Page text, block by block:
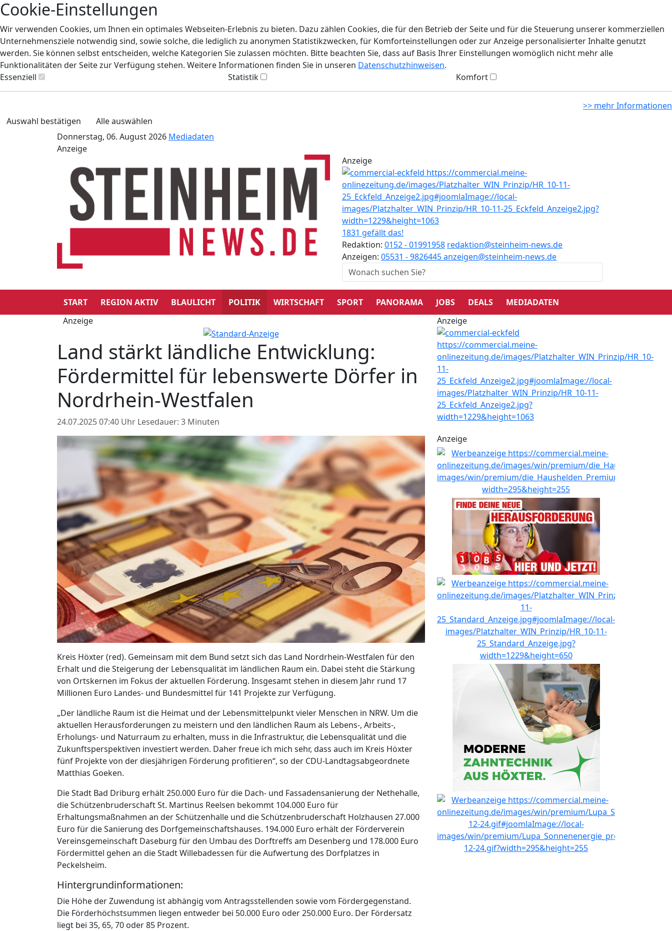
Cookie-Einstellungen
Wir verwenden Cookies, um Ihnen ein optimales Webseiten-Erlebnis zu bieten. Dazu zählen Cookies, die für den Betrieb der Seite und für die Steuerung unserer kommerziellen
Unternehmensziele notwendig sind, sowie solche, die lediglich zu anonymen Statistikzwecken, für Komforteinstellungen oder zur Anzeige personalisierter Inhalte genutzt
werden. Sie können selbst entscheiden, welche Kategorien Sie zulassen möchten. Bitte beachten Sie, dass auf Basis Ihrer Einstellungen womöglich nicht mehr alle
Funktionalitäten der Seite zur Verfügung stehen. Weitere Informationen finden Sie in unseren Datenschutzhinweisen.
Essenziell
Statistik Komfort
>> mehr Informationen
Auswahl bestätigen
Alle auswählen
Donnerstag, 06. August 2026 Mediadaten
Anzeige
Anzeige
1831 gefällt das!
Redaktion: 0152 - 01991958 redaktion@steinheim-news.de
Anzeigen: 05531 - 9826445anzeigen@steinheim-news.de
START REGION AKTIV BLAULICHT POLITIK WIRTSCHAFT SPORT PANORAMA JOBS DEALS
MEDIADATEN
Anzeige
Land stärkt ländliche Entwicklung:
Fördermittel für lebenswerte Dörfer in
Nordrhein-Westfalen
24.07.2025 07:40 Uhr Lesedauer: 3 Minuten
Kreis Höxter (red). Gemeinsam mit dem Bund setzt sich das Land Nordrhein-Westfalen für den
Erhalt und die Steigerung der Lebensqualität im ländlichen Raum ein. Dabei steht die Stärkung
von Ortskernen im Fokus der aktuellen Förderung. Insgesamt stehen in diesem Jahr rund 17
Millionen Euro Landes- und Bundesmittel für 141 Projekte zur Verfügung.
„Der ländliche Raum ist die Heimat und der Lebensmittelpunkt vieler Menschen in NRW. Um die
aktuellen Herausforderungen zu meistern und den ländlichen Raum als Lebens-, Arbeits-,
Erholungs- und Naturraum zu erhalten, muss in die Infrastruktur, die Lebensqualität und die
Zukunftsperspektiven investiert werden. Daher freue ich mich sehr, dass auch im Kreis Höxter
fünf Projekte von der diesjährigen Förderung profitieren“, so der CDU-Landtagsabgeordnete
Matthias Goeken.
Die Stadt Bad Driburg erhält 250.000 Euro für die Dach- und Fassadensanierung der Nethehalle,
die Schützenbruderschaft St. Martinus Reelsen bekommt 104.000 Euro für
Erhaltungsmaßnahmen an der Schützenhalle und die Schützenbruderschaft Holzhausen 27.000
Euro für die Sanierung des Dorfgemeinschaftshauses. 194.000 Euro erhält der Förderverein
Vereinsgemeinschaft Daseburg für den Umbau des Dorftreffs am Desenberg und 178.000 Euro
Fördermittel gehen an die Stadt Willebadessen für die Aufwertung des Dorfplatzes in
Peckelsheim.
Hintergrundinformationen:
Die Höhe der Zuwendung ist abhängig vom Antragsstellenden sowie vom Fördergegenstand.
Die Förderhöchstsummen liegen entweder bei 50.000 Euro oder 250.000 Euro. Der Fördersatz
liegt bei 35, 65, 70 oder 85 Prozent.
Anzeige
Anzeige